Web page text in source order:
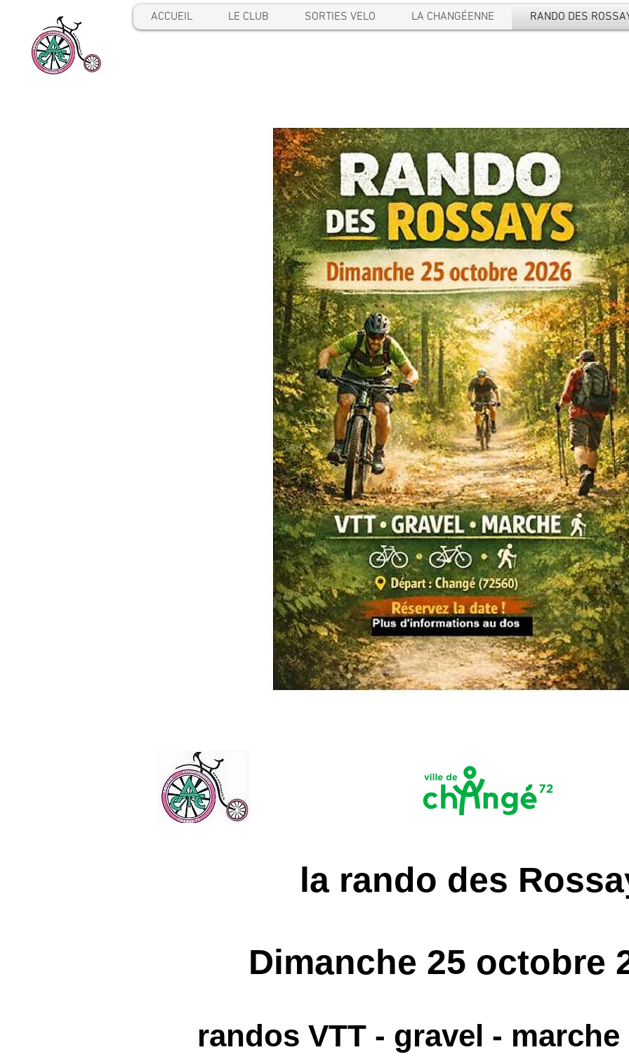
ACCUEIL LE CLUB SORTIES VELO LA CHANGÉENNE RANDO DES
la rando des
Dimanche 25 octobre
randos VTT - gravel -